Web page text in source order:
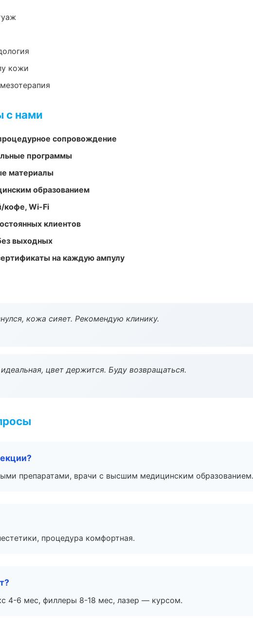
кожи
с нами
сопровождение
программы
материалы
образованием
кофе, Wi-Fi
клиентов
выходных
на каждую ампулу
кожа сияет. Рекомендую клинику.
цвет держится. Буду возвращаться.
препаратами, врачи с высшим медицинским образованием.
процедура комфортная.
4-6 мес, филлеры 8-18 мес, лазер — курсом.